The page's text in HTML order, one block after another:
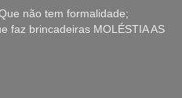
não tem formalidade;
faz brincadeiras MOLÉSTIA AS